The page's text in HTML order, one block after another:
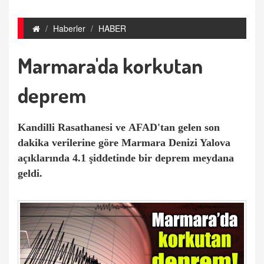
Haberler HABER
Marmara'da korkutan
deprem
Kandilli Rasathanesi ve AFAD'tan gelen son
dakika verilerine göre Marmara Denizi Yalova
açıklarında 4.1 şiddetinde bir deprem meydana
geldi.